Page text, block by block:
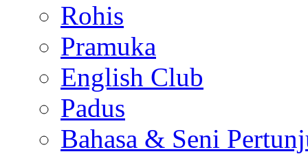
Rohis
Pramuka
English Club
Padus
Bahasa & Seni